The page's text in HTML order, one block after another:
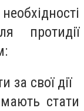
протидії
за свої дії
стати